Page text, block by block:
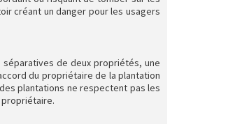
créant un danger pour les usagers
de deux propriétés, une
du propriétaire de la plantation
plantations ne respectent pas les
propriétaire.